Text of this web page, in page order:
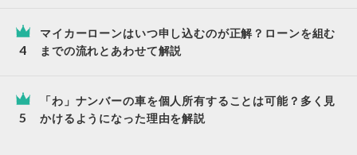
マイカーローンはいつ申し込むのが正解？ローンを組む
までの流れとあわせて解説
「わ」ナンバーの車を個人所有することは可能？多く見
かけるようになった理由を解説